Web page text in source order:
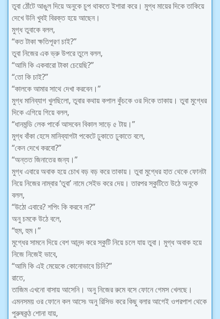
তুবা ঠোঁটে আঙুল দিয়ে অনুকে চুপ থাকতে ইশারা করে। মুগ্ধ মায়ের দিকে তাকিয়ে
দেখে উনি খুবই বিরক্ত হয়ে আছেন।
মুগ্ধ তুবাকে বলল,
“কত টাকা ক্ষতিপূরণ চাই?”
তুবা নিজের এক ভ্রু উপরে তুলে বলল,
“আমি কি একবারো টাকা চেয়েছি?”
“তো কি চাই?”
“কালকে আমার সাথে দেখা করবেন।”
মুগ্ধ মানিব্যাগ খুলছিলো, তুবার কথায় কপাল কুঁচকে ওর দিকে তাকায়। তুবা মুগ্ধের
দিকে এগিয়ে গিয়ে বলল,
“ধানমন্ডি লেক পার্কে আসবেন বিকাল সাড়ে ৫ টায়।”
মুগ্ধ বাঁকা হেসে মানিব্যাগটা পকেটে ঢুকাতে ঢুকাতে বলে,
“কেন দেখে করবো?”
“অন্তত জিনাতের জন্য।”
মুগ্ধ এবারে অবাক হয়ে চোখ বড় বড় করে তাকায়। তুবা মুগ্ধের হাত থেকে ফোনটা
নিয়ে নিজের নাম্বার ‘তুবা’ নামে সেইভ করে দেয়। তারপর স্কুটিতে উঠে অনুকে
বলল,
“উঠো এবারে? শপিং কি করবে না?”
অনু চমকে উঠে বলে,
“হুম, হুম।”
মুগ্ধের সামনে দিয়ে বেশ আনন্দ করে স্কুটি নিয়ে চলে যায় তুবা। মুগ্ধ অবাক হয়ে
নিজে নিজেই ভাবে,
“আমি কি এই মেয়েকে কোনোভাবে চিনি?”
রাতে,
তাজিম এখনো বাসায় আসেনি। অনু নিজের রুমে বসে ফোনে গেমস খেলছে।
এমনসময় ওর ফোনে কল আসে৷ অনু রিসিভ করে কিছু বলার আগেই ওপরপাশ থেকে
পুরুষকন্ঠ শোনা যায়,